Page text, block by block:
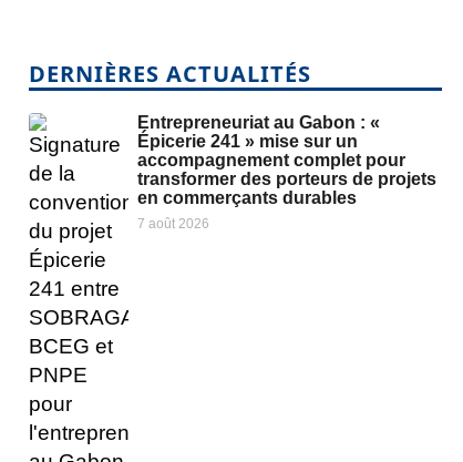
DERNIÈRES ACTUALITÉS
Entrepreneuriat au Gabon : «
Épicerie 241 » mise sur un
accompagnement complet pour
transformer des porteurs de projets
en commerçants durables
7 août 2026